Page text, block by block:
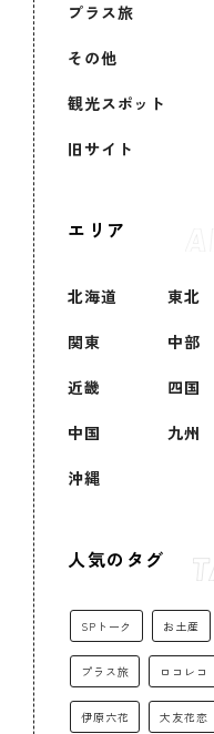
プラス旅
その他
観光スポット
旧サイト
エリア
北海道 東北
関東 中部
近畿 四国
中国 九州
沖縄
人気のタグ
SPトーク お土産
プラス旅 ロコレコ
伊原六花 大友花恋